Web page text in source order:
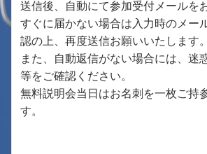
送信後、自動にて参加受付メールを
すぐに届かない場合は入力時のメー
認の上、再度送信お願いいたします。
また、自動返信がない場合には、迷
等をご確認ください。
無料説明会当日はお名刺を一枚ご持
す。